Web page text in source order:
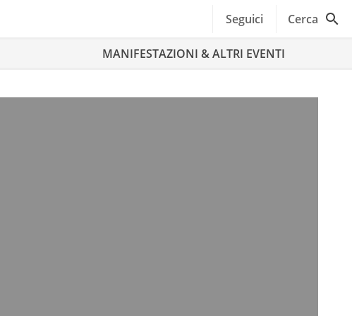
Seguici Cerca
MANIFESTAZIONI & ALTRI EVENTI